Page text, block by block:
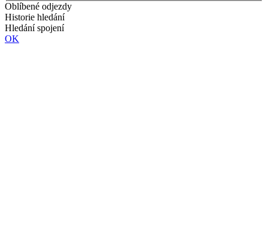
Oblíbené odjezdy
Historie hledání
Hledání spojení
OK